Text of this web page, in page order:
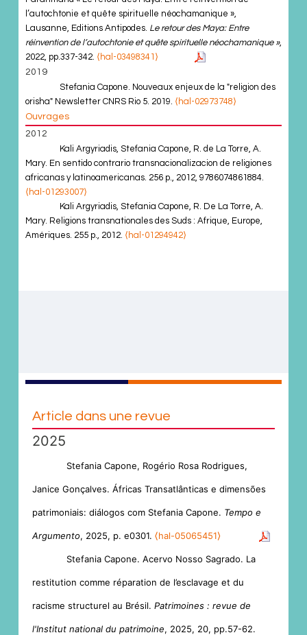
l’autochtonie et quête spirituelle néochamanique »,
Lausanne, Editions Antipodes. Le retour des Maya: Entre
réinvention de l’autochtonie et quête spirituelle néochamanique »,
2022, pp.337-342. ⟨hal-03498341⟩
2019
Stefania Capone. Nouveaux enjeux de la "religion des
orisha" Newsletter CNRS Rio 5. 2019. ⟨hal-02973748⟩
Ouvrages
2012
Kali Argyriadis, Stefania Capone, R. de La Torre, A.
Mary. En sentido contrario transnacionalizacion de religiones
africanas y latinoamericanas. 256 p., 2012, 9786074861884.
⟨hal-01293007⟩
Kali Argyriadis, Stefania Capone, R. De La Torre, A.
Mary. Religions transnationales des Suds : Afrique, Europe,
Amériques. 255 p., 2012. ⟨hal-01294942⟩
Article dans une revue
2025
Stefania Capone, Rogério Rosa Rodrigues,
Janice Gonçalves. Áfricas Transatlânticas e dimensões
patrimoniais: diálogos com Stefania Capone. Tempo e
Argumento, 2025, p. e0301. ⟨hal-05065451⟩
Stefania Capone. Acervo Nosso Sagrado. La
restitution comme réparation de l’esclavage et du
racisme structurel au Brésil. Patrimoines : revue de
l'Institut national du patrimoine, 2025, 20, pp.57-62.